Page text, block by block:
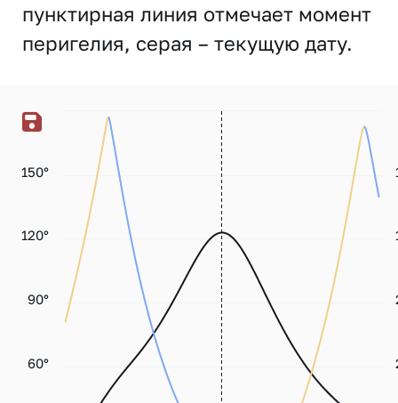
пунктирная линия отмечает момент
перигелия, серая – текущую дату.
60°
90°
120°
150°